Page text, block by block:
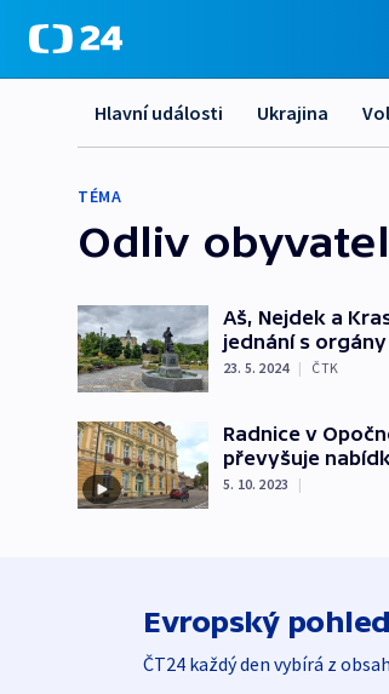
Hlavní události Ukrajina
TÉMA
Odliv obyvatel
Aš, Nejdek a
jednání s orgány
23. 5. 2024 | ČTK
Radnice v
převyšuje
5. 10. 2023 |
Evropský pohled
ČT24 každý den vybírá z